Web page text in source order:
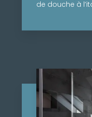
de douche à